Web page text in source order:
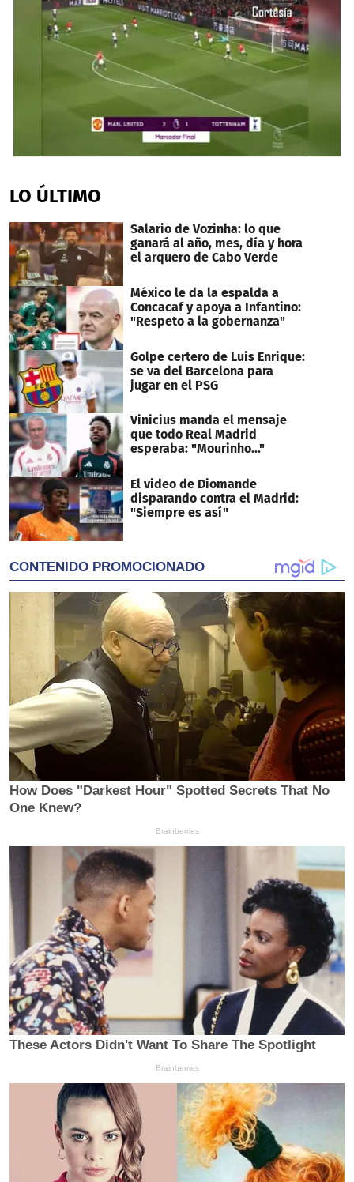
of
1
14
seconds
LO ÚLTIMO
Salario de Vozinha: lo que
ganará al año, mes, día y hora
el arquero de Cabo Verde
México le da la espalda a
Concacaf y apoya a Infantino:
"Respeto a la gobernanza"
Golpe certero de Luis Enrique:
se va del Barcelona para
jugar en el PSG
Vinicius manda el mensaje
que todo Real Madrid
esperaba: "Mourinho..."
El video de Diomande
disparando contra el Madrid:
"Siempre es así"